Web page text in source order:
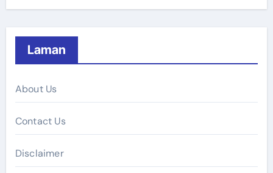
Laman
About Us
Contact Us
Disclaimer